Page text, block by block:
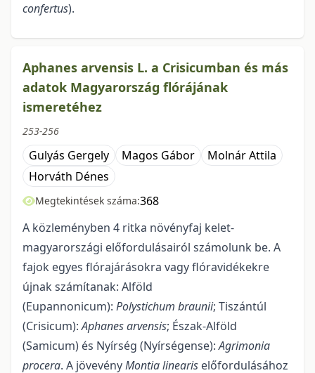
confertus).
Aphanes arvensis L. a Crisicumban és más
adatok Magyarország flórájának
ismeretéhez
253-256
Gulyás Gergely Magos Gábor
Molnár Attila
Horváth Dénes
Megtekintések száma:368
A közleményben 4 ritka növényfaj kelet-
magyarországi előfordulásairól számolunk be. A
fajok egyes flórajárásokra vagy flóravidékekre
újnak számítanak: Alföld
(Eupannonicum): Polystichum braunii; Tiszántúl
(Crisicum):Aphanes arvensis; Észak-Alföld
(Samicum) és Nyírség (Nyírségense):Agrimonia
procera. A jövevényMontia linearis előfordulásához